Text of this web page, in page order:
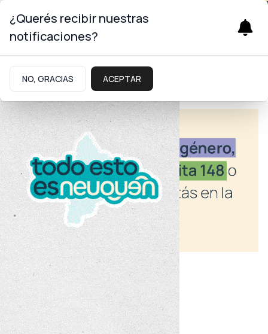
¿Querés recibir nuestras
notificaciones?
NO, GRACIAS ACEPTAR